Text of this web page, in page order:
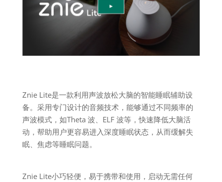
Znie Lite是一款利用声波放松大脑的智能睡眠辅助设
备。采用专门设计的音频技术，能够通过不同频率的
声波模式，如Theta 波、ELF 波等，快速降低大脑活
动，帮助用户更容易进入深度睡眠状态，从而缓解失
眠、焦虑等睡眠问题。
Znie Lite小巧轻便，易于携带和使用，启动无需任何